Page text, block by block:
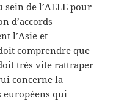
de l’AELE pour
d’accords
l’Asie et
comprendre que
très vite rattraper
concerne la
européens qui